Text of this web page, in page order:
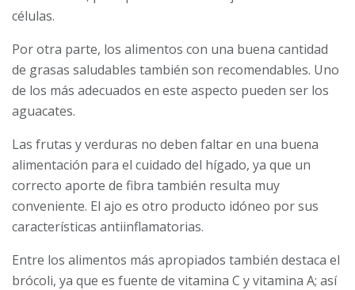
células.
Por otra parte, los alimentos con una buena cantidad
de grasas saludables también son recomendables. Uno
de los más adecuados en este aspecto pueden ser los
aguacates.
Las frutas y verduras no deben faltar en una buena
alimentación para el cuidado del hígado, ya que un
correcto aporte de fibra también resulta muy
conveniente. El ajo es otro producto idóneo por sus
características antiinflamatorias.
Entre los alimentos más apropiados también destaca el
brócoli, ya que es fuente de vitamina C y vitamina A; así